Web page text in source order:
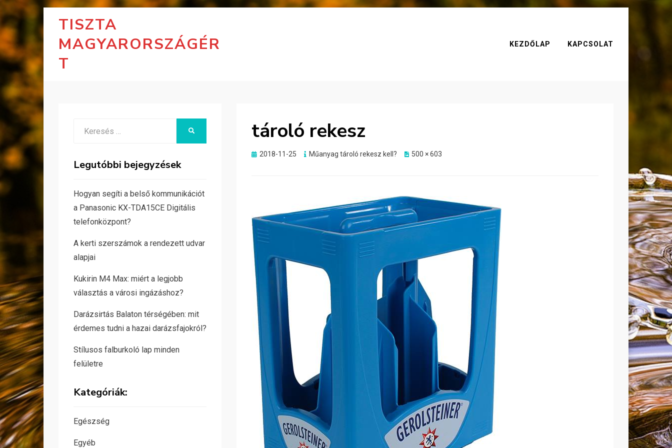
TISZTA
MAGYARORSZÁGÉR
T
KEZDŐLAP KAPCSOLAT
tároló rekesz
Posted
2018-11-25 Műanyag tároló rekesz kell? 500 × 603
Legutóbbi bejegyzések
Hogyan segíti a belső kommunikációt
a Panasonic KX-TDA15CE Digitális
telefonközpont?
A kerti szerszámok a rendezett udvar
alapjai
Kukirin M4 Max: miért a legjobb
választás a városi ingázáshoz?
Darázsirtás Balaton térségében: mit
érdemes tudni a hazai darázsfajokról?
Stílusos falburkoló lap minden
felületre
Kategóriák:
Egészség
Egyéb